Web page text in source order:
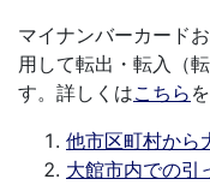
マイナンバーカード
用して転出・転入（
す。詳しくはこちら
他市区町村から
大館市内での引